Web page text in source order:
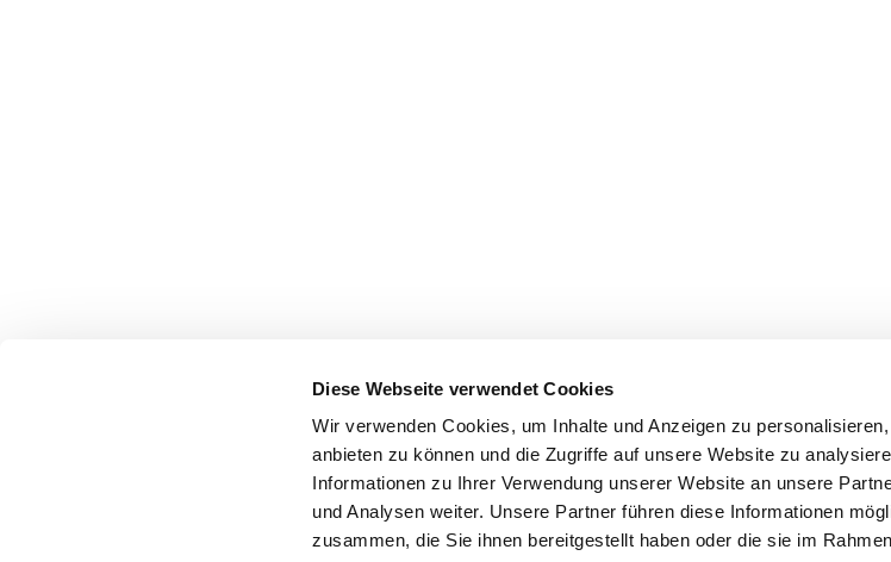
Diese Webseite verwendet Cookies
Wir verwenden Cookies, um Inhalte und Anzeigen zu
anbieten zu können und die Zugriffe auf unsere Website zu
Informationen zu Ihrer Verwendung unserer Website an unsere
und Analysen weiter. Unsere Partner führen diese Informationen
zusammen, die Sie ihnen bereitgestellt haben oder die sie im